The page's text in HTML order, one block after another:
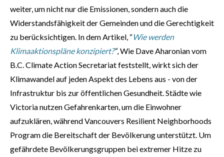
weiter, um nicht nur die Emissionen, sondern auch die
Widerstandsfähigkeit der Gemeinden und die Gerechtigkeit
zu berücksichtigen. In dem Artikel, “Wie werden
Klimaaktionspläne konzipiert?“, Wie Dave Aharonian vom
B.C. Climate Action Secretariat feststellt, wirkt sich der
Klimawandel auf jeden Aspekt des Lebens aus - von der
Infrastruktur bis zur öffentlichen Gesundheit. Städte wie
Victoria nutzen Gefahrenkarten, um die Einwohner
aufzuklären, während Vancouvers Resilient Neighborhoods
Program die Bereitschaft der Bevölkerung unterstützt. Um
gefährdete Bevölkerungsgruppen bei extremer Hitze zu